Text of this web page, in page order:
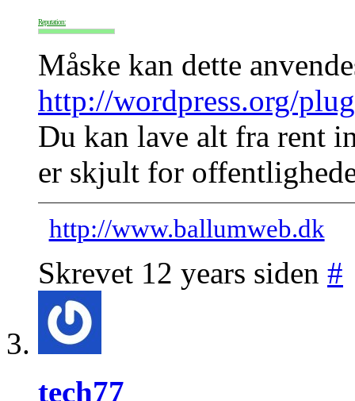
Reputation:
Måske kan dette
http://wordpress.org/
Du kan lave alt fra rent
er skjult for
http://www.ballumweb.dk
Skrevet 12 years siden #
tech77